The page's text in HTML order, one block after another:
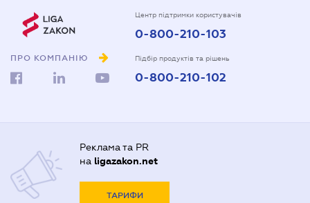
ПРО КОМПАНІЮ
Центр підтримки користувачів
0-800-210-103
Підбір продуктів та рішень
0-800-210-102
Реклама та PR
на ligazakon.net
ТАРИФИ